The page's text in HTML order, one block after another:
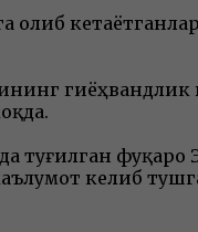
туғилган
келиб